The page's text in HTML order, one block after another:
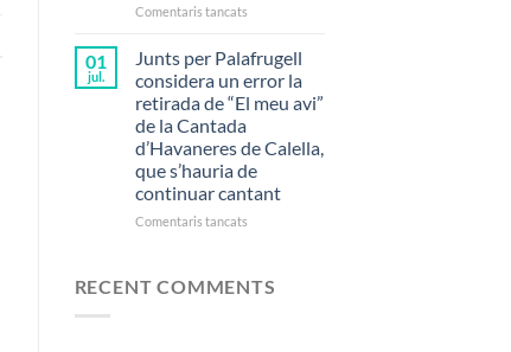
transport
Comentaris tancatsa
inundacions
pavelló
de
patinatge:
6
anys
de
d’Esports
01
jul.
Junts per Palafrugell
considera un error la
retirada de “El meu avi”
de la Cantada
d’Havaneres de Calella,
que s’hauria de
continuar cantant
Comentaris tancatsa
Palafrugell
RECENT COMMENTS